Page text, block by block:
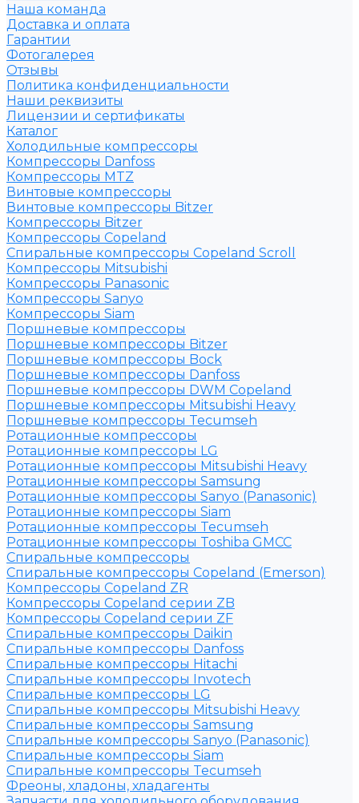
Наша команда
Доставка и оплата
Гарантии
Фотогалерея
Отзывы
Политика конфиденциальности
Наши реквизиты
Лицензии и сертификаты
Каталог
Холодильные компрессоры
Компрессоры Danfoss
Компрессоры MTZ
Винтовые компрессоры
Винтовые компрессоры Bitzer
Компрессоры Bitzer
Компрессоры Copeland
Спиральные компрессоры Copeland Scroll
Компрессоры Mitsubishi
Компрессоры Panasonic
Компрессоры Sanyo
Компрессоры Siam
Поршневые компрессоры
Поршневые компрессоры Bitzer
Поршневые компрессоры Bock
Поршневые компрессоры Danfoss
Поршневые компрессоры DWM Copeland
Поршневые компрессоры Mitsubishi Heavy
Поршневые компрессоры Tecumseh
Ротационные компрессоры
Ротационные компрессоры LG
Ротационные компрессоры Mitsubishi Heavy
Ротационные компрессоры Samsung
Ротационные компрессоры Sanyo (Panasonic)
Ротационные компрессоры Siam
Ротационные компрессоры Tecumseh
Ротационные компрессоры Toshiba GMCC
Спиральные компрессоры
Спиральные компрессоры Copeland (Emerson)
Компрессоры Copeland ZR
Компрессоры Copeland серии ZB
Компрессоры Copeland серии ZF
Спиральные компрессоры Daikin
Спиральные компрессоры Danfoss
Спиральные компрессоры Hitachi
Спиральные компрессоры Invotech
Спиральные компрессоры LG
Спиральные компрессоры Mitsubishi Heavy
Спиральные компрессоры Samsung
Спиральные компрессоры Sanyo (Panasonic)
Спиральные компрессоры Siam
Спиральные компрессоры Tecumseh
Фреоны, хладоны, хладагенты